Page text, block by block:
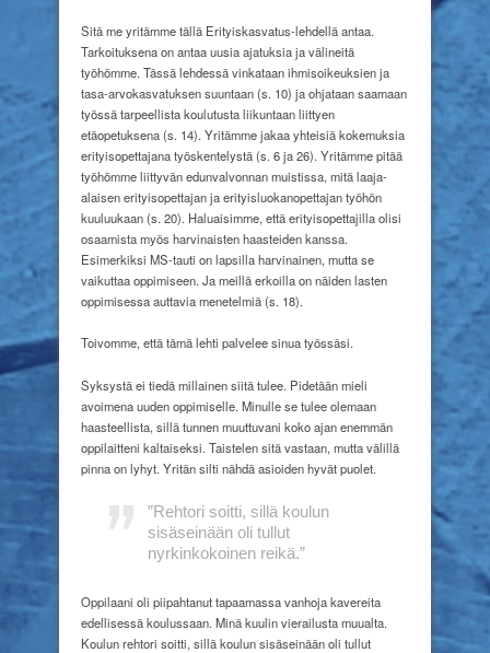
Sitä me yritämme tällä Erityiskasvatus-lehdellä antaa.
Tarkoituksena on antaa uusia ajatuksia ja välineitä
työhömme. Tässä lehdessä vinkataan ihmisoikeuksien ja
tasa-arvokasvatuksen suuntaan (s. 10) ja ohjataan saamaan
työssä tarpeellista koulutusta liikuntaan liittyen
etäopetuksena (s. 14). Yritämme jakaa yhteisiä kokemuksia
erityisopettajana työskentelystä (s. 6 ja 26). Yritämme pitää
työhömme liittyvän edunvalvonnan muistissa, mitä laaja-
alaisen erityisopettajan ja erityisluokanopettajan työhön
kuuluukaan (s. 20). Haluaisimme, että erityisopettajilla olisi
osaamista myös harvinaisten haasteiden kanssa.
Esimerkiksi MS-tauti on lapsilla harvinainen, mutta se
vaikuttaa oppimiseen. Ja meillä erkoilla on näiden lasten
oppimisessa auttavia menetelmiä (s. 18).
Toivomme, että tämä lehti palvelee sinua työssäsi.
Syksystä ei tiedä millainen siitä tulee. Pidetään mieli
avoimena uuden oppimiselle. Minulle se tulee olemaan
haasteellista, sillä tunnen muuttuvani koko ajan enemmän
oppilaitteni kaltaiseksi. Taistelen sitä vastaan, mutta välillä
pinna on lyhyt. Yritän silti nähdä asioiden hyvät puolet.
”Rehtori soitti, sillä koulun
sisäseinään oli tullut
nyrkinkokoinen reikä.”
Oppilaani oli piipahtanut tapaamassa vanhoja kavereita
edellisessä koulussaan. Minä kuulin vierailusta muualta.
Koulun rehtori soitti, sillä koulun sisäseinään oli tullut